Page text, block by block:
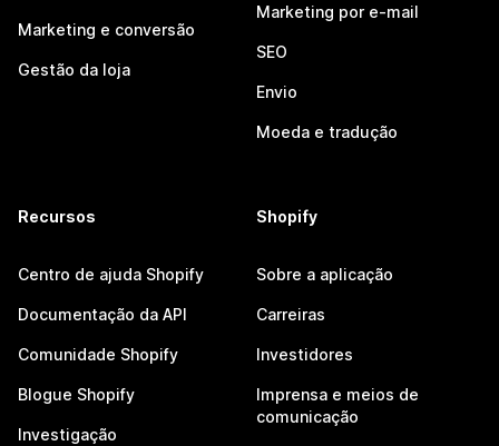
Marketing e conversão
Gestão da loja
Marketing por e-mail
SEO
Envio
Moeda e tradução
Recursos
Centro de ajuda Shopify
Documentação da API
Comunidade Shopify
Blogue Shopify
Investigação
Shopify
Sobre a aplicação
Carreiras
Investidores
Imprensa e meios de
comunicação